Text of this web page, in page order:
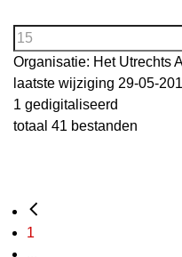
Organisatie: Het Utrechts
laatste wijziging 29-05-
1 gedigitaliseerd
totaal 41 bestanden
1
...